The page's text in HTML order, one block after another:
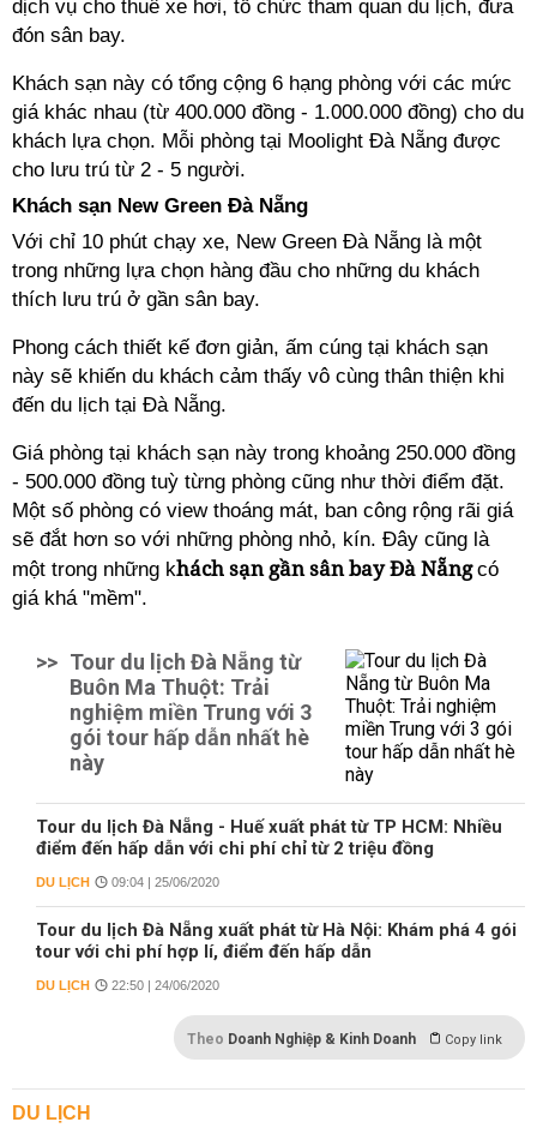
dịch vụ cho thuê xe hơi, tổ chức tham quan du lịch, đưa
đón sân bay.
Khách sạn này có tổng cộng 6 hạng phòng với các mức
giá khác nhau (từ 400.000 đồng - 1.000.000 đồng) cho du
khách lựa chọn. Mỗi phòng tại Moolight Đà Nẵng được
cho lưu trú từ 2 - 5 người.
Khách sạn New Green Đà Nẵng
Với chỉ 10 phút chạy xe, New Green Đà Nẵng là một
trong những lựa chọn hàng đầu cho những du khách
thích lưu trú ở gần sân bay.
Phong cách thiết kế đơn giản, ấm cúng tại khách sạn
này sẽ khiến du khách cảm thấy vô cùng thân thiện khi
đến du lịch tại Đà Nẵng.
Giá phòng tại khách sạn này trong khoảng 250.000 đồng
- 500.000 đồng tuỳ từng phòng cũng như thời điểm đặt.
Một số phòng có view thoáng mát, ban công rộng rãi giá
sẽ đắt hơn so với những phòng nhỏ, kín. Đây cũng là
một trong những khách sạn gần sân bay Đà Nẵngcó
giá khá "mềm".
>> Tour du lịch Đà Nẵng từ
Buôn Ma Thuột: Trải
nghiệm miền Trung với 3
gói tour hấp dẫn nhất hè
này
Tour du lịch Đà Nẵng - Huế xuất phát từ TP HCM: Nhiều
điểm đến hấp dẫn với chi phí chỉ từ 2 triệu đồng
DU LỊCH 09:04 | 25/06/2020
Tour du lịch Đà Nẵng xuất phát từ Hà Nội: Khám phá 4 gói
tour với chi phí hợp lí, điểm đến hấp dẫn
DU LỊCH 22:50 | 24/06/2020
Theo Doanh Nghiệp & Kinh Doanh Copy link
DU LỊCH